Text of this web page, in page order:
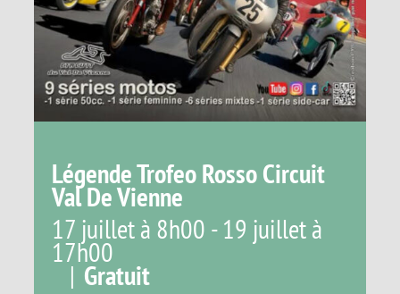
Légende Trofeo Rosso Circuit
Val De Vienne
17 juillet à 8h00 -19 juillet à
17h00
| Gratuit